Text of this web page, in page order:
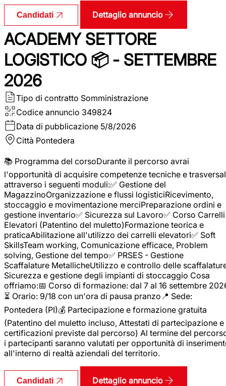
Candidati Dettaglio annuncio
ACADEMY SETTORE
LOGISTICO 📦 - SETTEMBRE
2026
Tipo di contratto Somministrazione
Codice annuncio 349824
Data di pubblicazione 5/8/2026
Città Pontedera
📚 Programma del corsoDurante il percorso avrai
l'opportunità di acquisire competenze tecniche e
attraverso i seguenti moduli:✅ Gestione del
MagazzinoOrganizzazione e flussi logisticiRicevimento,
stoccaggio e movimentazione merciPreparazione ordini e
gestione inventario✅ Sicurezza sul Lavoro✅ Corso Carrelli
Elevatori (Patentino del muletto)Formazione teorica e
praticaAbilitazione all'utilizzo dei carrelli elevatori✅ Soft
SkillsTeam working, Comunicazione efficace, Problem
solving, Gestione del tempo✅ PRSES - Gestione
Scaffalature MetallicheUtilizzo e controllo delle
Sicurezza e gestione degli impianti di stoccaggio Cosa
offriamo:📅 Corso di formazione: dal 7 al 16 settembre
⏳ Orario: 9/18 con un'ora di pausa pranzo📍 Sede:
Pontedera (PI)💰 Partecipazione e formazione gratuita
(Patentino del muletto incluso, Attestati di partecipazione e
certificazioni previste dal percorso) Al termine del
i partecipanti saranno valutati per opportunità di
all'interno di realtà aziendali del territorio.
Candidati Dettaglio annuncio